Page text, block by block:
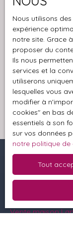
BLOIS
Pour en
données
politique de
Je recherche
Vente terrain
Vente maison
Nous utilisons
expérience
notre site. Grace
proposer du
Ils nous
services et la
utiliserons
lesquelles vous
modifier à
cookies″ en bas
essentiels à son
sur vos données
notre politique
Tout